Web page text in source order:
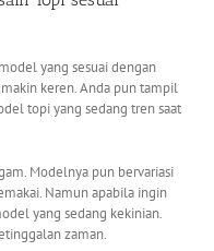
yang sesuai dengan
keren. Anda pun tampil
topi yang sedang tren saat
Modelnya pun bervariasi
Namun apabila ingin
yang sedang kekinian.
zaman.